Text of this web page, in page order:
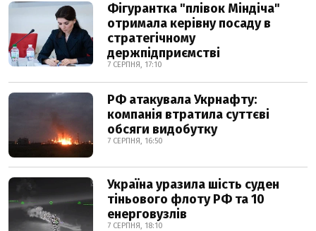
Фігурантка "плівок Міндіча"
отримала керівну посаду в
стратегічному
держпідприємстві
7 СЕРПНЯ, 17:10
РФ атакувала Укрнафту:
компанія втратила суттєві
обсяги видобутку
7 СЕРПНЯ, 16:50
Україна уразила шість суден
тіньового флоту РФ та 10
енерговузлів
7 СЕРПНЯ, 18:10